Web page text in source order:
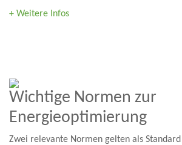
+ Weitere Infos
Wichtige Normen zur
Energieoptimierung
Zwei relevante Normen gelten als